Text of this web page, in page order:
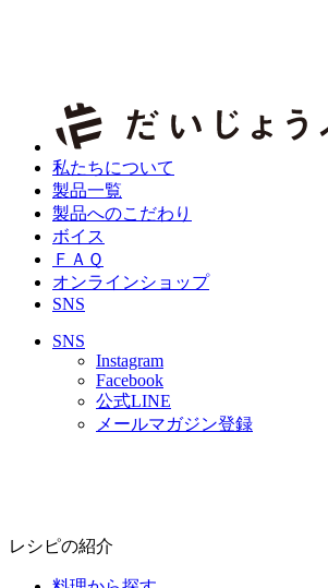
私たちについて
製品一覧
製品へのこだわり
ボイス
ＦＡＱ
オンラインショップ
SNS
SNS
Instagram
Facebook
公式LINE
メールマガジン登録
レシピの紹介